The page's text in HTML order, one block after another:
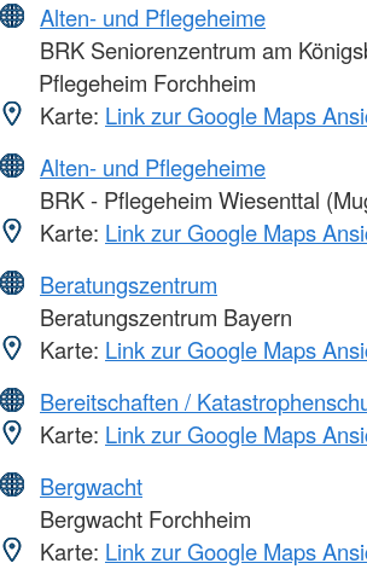
Alten- und Pflegeheime
BRK Seniorenzentrum am
Pflegeheim Forchheim
Karte: Link zur Google Maps
Alten- und Pflegeheime
BRK - Pflegeheim Wiesenttal
Karte: Link zur Google Maps
Beratungszentrum
Beratungszentrum Bayern
Karte: Link zur Google Maps
Bereitschaften /
Karte: Link zur Google Maps
Bergwacht
Bergwacht Forchheim
Karte: Link zur Google Maps